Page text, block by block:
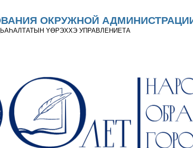
ОКРУЖНОЙ
YӨРЭХХЭ УПРАВЛЕНИЕТА